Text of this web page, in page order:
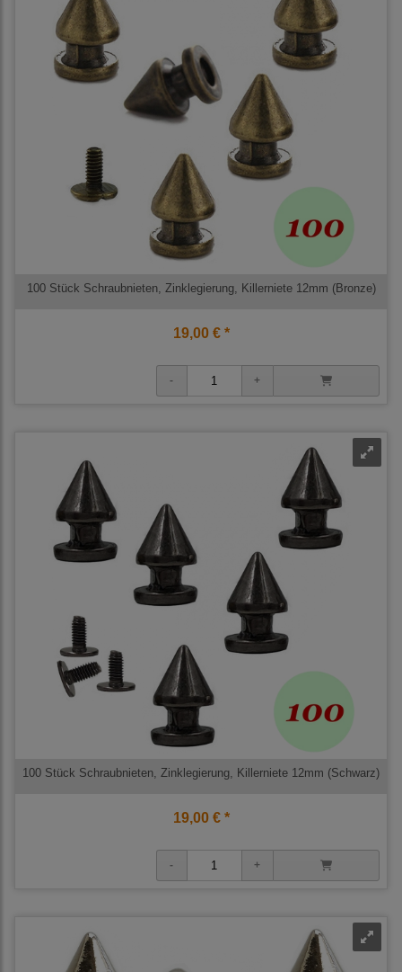
100 Stück Schraubnieten, Zinklegierung, Killerniete 12mm (Bronze)
19,00 € *
100 Stück Schraubnieten, Zinklegierung, Killerniete 12mm (Schwarz)
19,00 € *